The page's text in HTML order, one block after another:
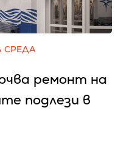
СРЕДА
ремонт на
подлези в